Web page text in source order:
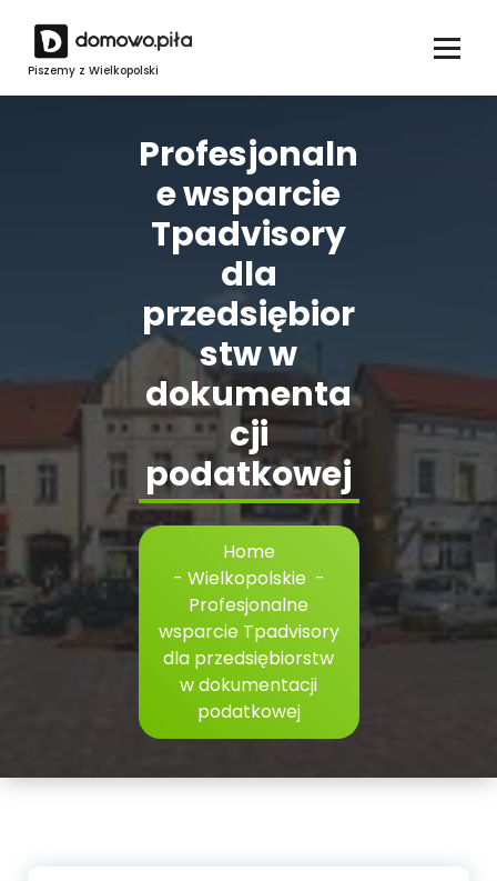
content
Piszemy z Wielkopolski
Profesjonaln
e wsparcie
Tpadvisory
dla
przedsiębior
stw w
dokumenta
cji
podatkowej
Home
- Wielkopolskie-
Profesjonalne
wsparcie Tpadvisory
dla przedsiębiorstw
w dokumentacji
podatkowej